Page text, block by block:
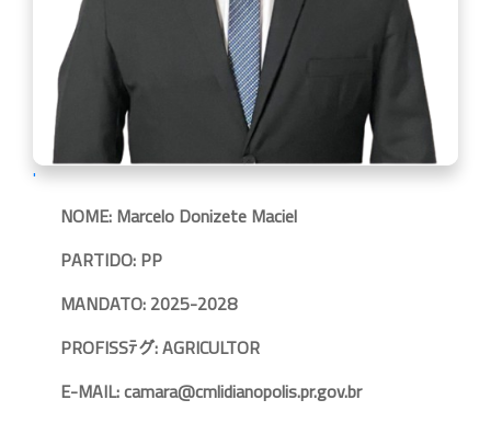
'
NOME: Marcelo Donizete Maciel
PARTIDO: PP
MANDATO: 2025-2028
PROFISSﾃグ: AGRICULTOR
E-MAIL: camara@cmlidianopolis.pr.gov.br